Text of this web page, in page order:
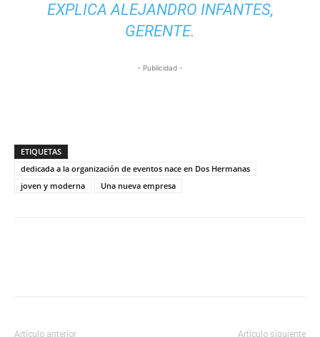
EXPLICA ALEJANDRO INFANTES,
GERENTE.
- Publicidad -
ETIQUETAS
dedicada a la organización de eventos nace en Dos Hermanas
joven y moderna
Una nueva empresa
Artículo anterior Artículo siguiente